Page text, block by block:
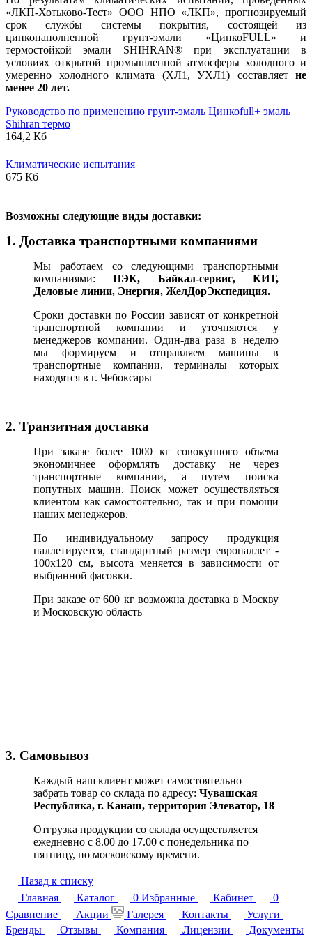
«ЛКП-Хотьково-Тест» ООО НПО «ЛКП», прогнозируемый
срок службы системы покрытия, состоящей из
цинконаполненной грунт-эмали «ЦинкоFULL» и
термостойкой эмали SHIHRAN® при эксплуатации в
условиях открытой промышленной атмосферы холодного и
умеренно холодного климата (ХЛ1, УХЛ1) составляет не
менее 20 лет.
Руководство по применению грунт-эмаль Цинкоfull+ эмаль
Shihran термо
164,2 Кб
Климатические испытания
675 Кб
Возможны следующие виды доставки:
1. Доставка транспортными компаниями
Мы работаем со следующими транспортными
компаниями:ПЭК, Байкал-сервис, КИТ,
Деловые линии, Энергия, ЖелДорЭкспедиция.
Сроки доставки по России зависят от конкретной
транспортной компании и уточняются у
менеджеров компании. Один-два раза в неделю
мы формируем и отправляем машины в
транспортные компании, терминалы которых
находятся в г. Чебоксары
2. Транзитная доставка
При заказе более 1000 кг совокупного объема
экономичнее оформлять доставку не через
транспортные компании, а путем поиска
попутных машин. Поиск может осуществляться
клиентом как самостоятельно, так и при помощи
наших менеджеров.
По индивидуальному запросу продукция
паллетируется, стандартный размер европаллет -
100х120 см, высота меняется в зависимости от
выбранной фасовки.
При заказе от 600 кг возможна доставка в Москву
и Московскую область
3. Самовывоз
Каждый наш клиент может самостоятельно
забрать товар со склада по адресу: Чувашская
Республика, г. Канаш, территория Элеватор, 18
Отгрузка продукции со склада осуществляется
ежедневно с 8.00 до 17.00 с понедельника по
пятницу, по московскому времени.
Назад к списку
Главная
Каталог 0 Избранные Кабинет
0
Сравнение
Акции Галерея Контакты
Услуги
Бренды
Отзывы Компания Лицензии
Документы